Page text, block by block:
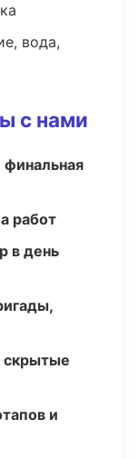
вода,
с нами
финальная
работ
в день
скрытые
и